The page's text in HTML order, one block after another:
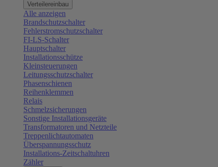
Verteilereinbau
Alle anzeigen
Brandschutzschalter
Fehlerstromschutzschalter
FI-LS-Schalter
Hauptschalter
Installationsschütze
Kleinsteuerungen
Leitungsschutzschalter
Phasenschienen
Reihenklemmen
Relais
Schmelzsicherungen
Sonstige Installationsgeräte
Transformatoren und Netzteile
Treppenlichtautomaten
Überspannungsschutz
Installations-Zeitschaltuhren
Zähler